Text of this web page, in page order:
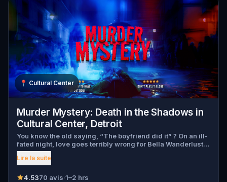
📍 Cultural Center
Murder Mystery: Death in the Shadows in
Cultural Center, Detroit
You know the old saying, “The boyfriend did it” ? On an ill-
fated night, love goes terribly wrong for Bella Wanderlust
and Walter Bridges . Bella, a famous travel blogger, was
found dead during a ghost tour led by the theatrical Percy
Walter, the obsessed boyfriend? Percy, the ghost tour
Lire la suite
4.5370 avis·1–2 hrs